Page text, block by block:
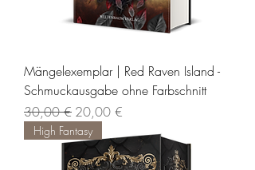
Mängelexemplar | Red Raven Island -
Schmuckausgabe ohne Farbschnitt
Standardpreis
30,00 € Sale-Preis
20,00 €
High Fantasy